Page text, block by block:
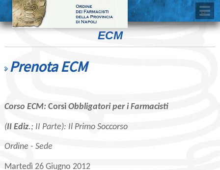
ECM
Prenota ECM
Corso ECM: Corsi Obbligatori per i Farmacisti
(II Ediz.; II Parte): Il Primo Soccorso
Ordine - Sede
Martedì 26 Giugno 2012